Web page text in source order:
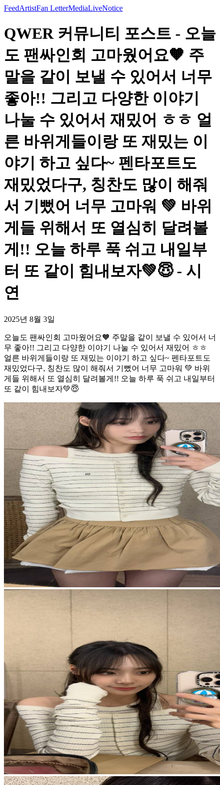
FeedArtistFan LetterMediaLiveNotice
QWER 커뮤니티 포스트 - 오늘
도 팬싸인회 고마웠어요🧡 주
말을 같이 보낼 수 있어서 너무
좋아!! 그리고 다양한 이야기
나눌 수 있어서 재밌어 ㅎㅎ 얼
른 바위게들이랑 또 재밌는 이
야기 하고 싶다~ 펜타포트도
재밌었다구, 칭찬도 많이 해줘
서 기뻤어 너무 고마워 💚 바위
게들 위해서 또 열심히 달려볼
게!! 오늘 하루 푹 쉬고 내일부
터 또 같이 힘내보자💚😇 - 시
연
2025년 8월 3일
오늘도 팬싸인회 고마웠어요🧡 주말을 같이 보낼 수 있어서 너
무 좋아!! 그리고 다양한 이야기 나눌 수 있어서 재밌어 ㅎㅎ
얼른 바위게들이랑 또 재밌는 이야기 하고 싶다~ 펜타포트도
재밌었다구, 칭찬도 많이 해줘서 기뻤어 너무 고마워 💚 바위
게들 위해서 또 열심히 달려볼게!! 오늘 하루 푹 쉬고 내일부터
또 같이 힘내보자💚😇